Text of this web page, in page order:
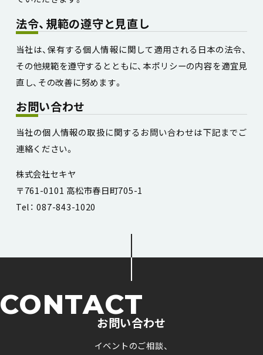
法令、規範の遵守と見直し
当社は、保有する個人情報に関して適用される日本の法令、
その他規範を遵守するとともに、本ポリシーの内容を適宜見
直し、その改善に努めます。
お問い合わせ
当社の個人情報の取扱に関するお問い合わせは下記までご
連絡ください。
株式会社セキヤ
〒761-0101 高松市春日町705-1
Tel： 087-843-1020
CONTACT
お問い合わせ
イベントのご相談、